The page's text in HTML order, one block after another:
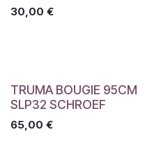
30,00 €
TRUMA BOUGIE 95CM
SLP32 SCHROEF
65,00 €